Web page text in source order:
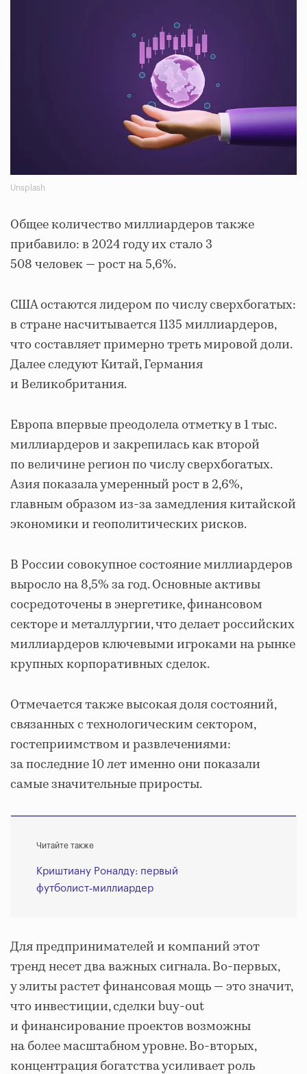
Unsplash
Общее количество миллиардеров также
прибавило: в 2024 году их стало 3
508 человек — рост на 5,6%.
США остаются лидером по числу сверхбогатых:
в стране насчитывается 1135 миллиардеров,
что составляет примерно треть мировой доли.
Далее следуют Китай, Германия
и Великобритания.
Европа впервые преодолела отметку в 1 тыс.
миллиардеров и закрепилась как второй
по величине регион по числу сверхбогатых.
Азия показала умеренный рост в 2,6%,
главным образом из‑за замедления китайской
экономики и геополитических рисков.
В России совокупное состояние миллиардеров
выросло на 8,5% за год. Основные активы
сосредоточены в энергетике, финансовом
секторе и металлургии, что делает российских
миллиардеров ключевыми игроками на рынке
крупных корпоративных сделок.
Отмечается также высокая доля состояний,
связанных с технологическим сектором,
гостеприимством и развлечениями:
за последние 10 лет именно они показали
самые значительные приросты.
Читайте также
Криштиану Роналду: первый
футболист‑миллиардер
Для предпринимателей и компаний этот
тренд несет два важных сигнала. Во-первых,
у элиты растет финансовая мощь — это значит,
что инвестиции, сделки buy-out
и финансирование проектов возможны
на более масштабном уровне. Во-вторых,
концентрация богатства усиливает роль